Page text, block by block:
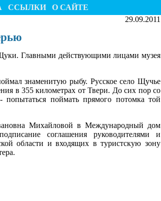
ССЫЛКИ О САЙТЕ
29.09.2011
Главными действующими лицами музея
знаменитую рыбу. Русское село Щучье
в 355 километрах от Твери. До сих пор со
поймать прямого потомка той
Михайловой в Международный дом
соглашения руководителями и
области и входящих в туристскую зону